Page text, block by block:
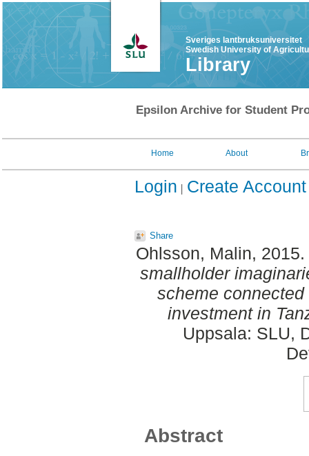
Sveriges lantbruksuniversitet
Swedish University of
Library
Epsilon Archive for Student
Home About
Login Create Account
Share
Ohlsson, Malin, 2015.
smallholder
scheme
investment in
Uppsala: SLU,
Abstract